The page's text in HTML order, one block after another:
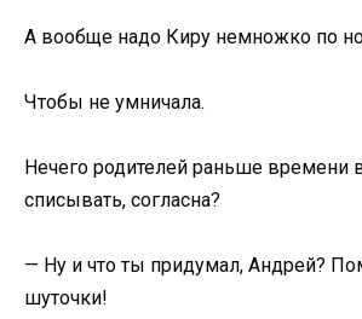
А вообще надо Киру немножко по
Чтобы не умничала.
Нечего родителей раньше времени
списывать, согласна?
— Ну и что ты придумал, Андрей?
шуточки!